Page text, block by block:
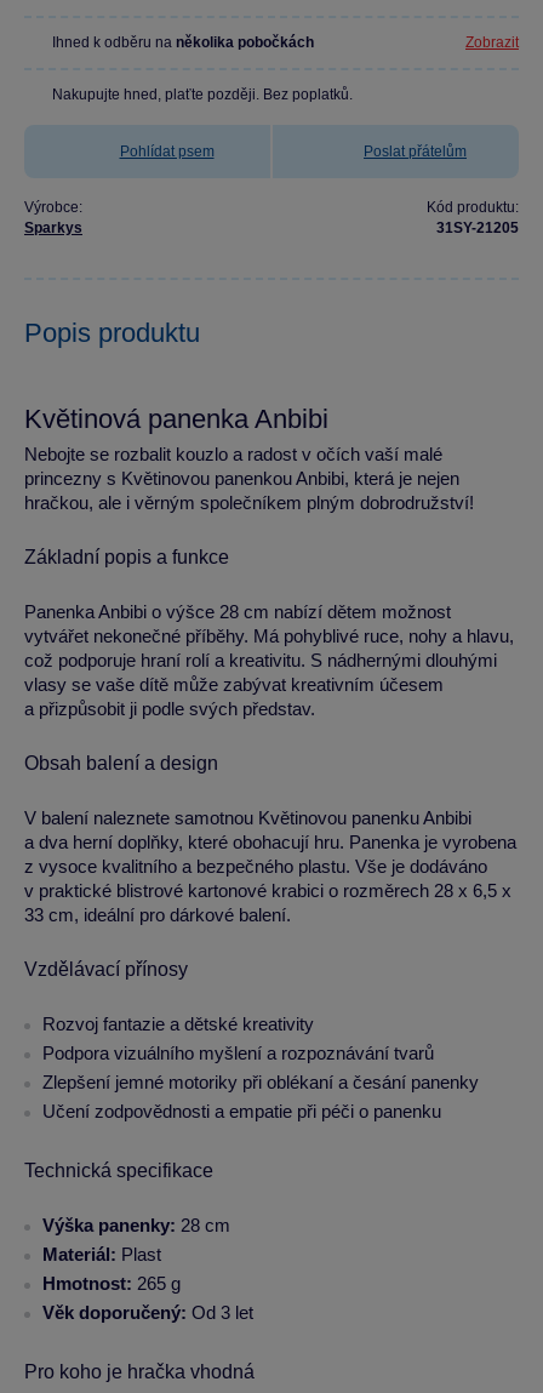
Ihned k odběru na několika pobočkách Zobrazit
Nakupujte hned, plaťte později. Bez poplatků.
Pohlídat psem Poslat přátelům
Výrobce:
Sparkys
Kód produktu:
31SY-21205
Popis produktu
Květinová panenka Anbibi
Nebojte se rozbalit kouzlo a radost v očích vaší malé
princezny s Květinovou panenkou Anbibi, která je nejen
hračkou, ale i věrným společníkem plným dobrodružství!
Základní popis a funkce
Panenka Anbibi o výšce 28 cm nabízí dětem možnost
vytvářet nekonečné příběhy. Má pohyblivé ruce, nohy a hlavu,
což podporuje hraní rolí a kreativitu. S nádhernými dlouhými
vlasy se vaše dítě může zabývat kreativním účesem
a přizpůsobit ji podle svých představ.
Obsah balení a design
V balení naleznete samotnou Květinovou panenku Anbibi
a dva herní doplňky, které obohacují hru. Panenka je vyrobena
z vysoce kvalitního a bezpečného plastu. Vše je dodáváno
v praktické blistrové kartonové krabici o rozměrech 28 x 6,5 x
33 cm, ideální pro dárkové balení.
Vzdělávací přínosy
Rozvoj fantazie a dětské kreativity
Podpora vizuálního myšlení a rozpoznávání tvarů
Zlepšení jemné motoriky při oblékaní a česání panenky
Učení zodpovědnosti a empatie při péči o panenku
Technická specifikace
Výška panenky: 28 cm
Materiál: Plast
Hmotnost: 265 g
Věk doporučený: Od 3 let
Pro koho je hračka vhodná